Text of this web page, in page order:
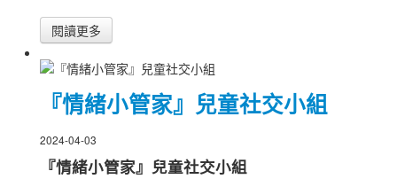
閱讀更多
『情緒小管家』兒童社交小組
2024-04-03
『情緒小管家』兒童社交小組